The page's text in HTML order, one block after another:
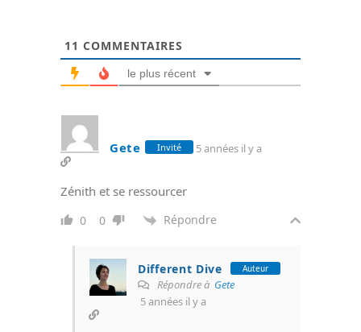
11 COMMENTAIRES
le plus récent
Gete Invité 5 années il y a
Zénith et se ressourcer
0 0 Répondre
Different Dive Auteur
Répondre à Gete
5 années il y a